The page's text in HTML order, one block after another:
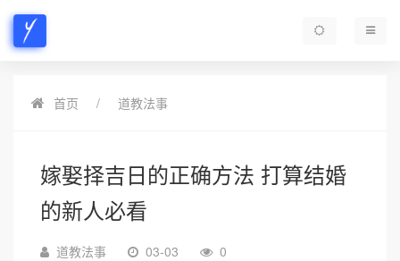
首页 道教法事
嫁娶择吉日的正确方法 打算结婚
的新人必看
道教法事 03-03 0